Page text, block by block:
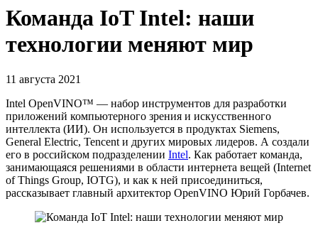
Команда IoT Intel: наши
технологии меняют мир
11 августа 2021
Intel OpenVINO™ — набор инструментов для разработки
приложений компьютерного зрения и искусственного
интеллекта (ИИ). Он используется в продуктах Siemens,
General Electric, Tencent и других мировых лидеров. А создали
его в российском подразделении Intel. Как работает команда,
занимающаяся решениями в области интернета вещей (Internet
of Things Group, IOTG), и как к ней присоединиться,
рассказывает главный архитектор OpenVINO Юрий Горбачев.